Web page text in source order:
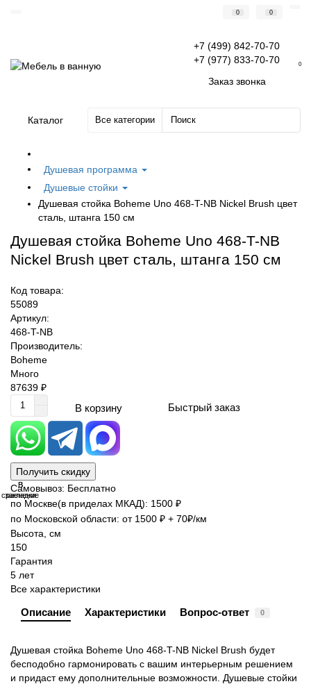
0 0
+7 (499) 842-70-70
+7 (977) 833-70-70
Заказ звонка
0
Каталог Все категории
Душевая программа
Душевые стойки
Душевая стойка Boheme Uno 468-T-NB Nickel Brush цвет
сталь, штанга 150 см
Душевая стойка Boheme Uno 468-T-NB
Nickel Brush цвет сталь, штанга 150 см
Код товара:
55089
Артикул:
468-T-NB
Производитель:
Boheme
Много
87639 ₽
В корзину Быстрый заказ
Получить скидку
В
закладки
В
сравнение
Самовывоз: Бесплатно
по Москве(в приделах МКАД): 1500 ₽
по Московской области: от 1500 ₽ + 70₽/км
Высота, см
150
Гарантия
5 лет
Все характеристики
Описание Характеристики Вопрос-ответ 0
Душевая стойка Boheme Uno 468-T-NB Nickel Brush будет
бесподобно гармонировать с вашим интерьерным решением
и придаст ему дополнительные возможности. Душевые стойки